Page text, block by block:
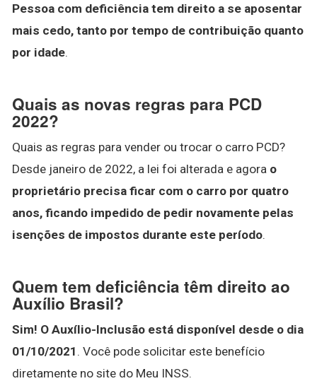
Pessoa com deficiência tem direito a se aposentar
mais cedo, tanto por tempo de contribuição quanto
por idade.
Quais as novas regras para PCD
2022?
Quais as regras para vender ou trocar o carro PCD?
Desde janeiro de 2022, a lei foi alterada e agora o
proprietário precisa ficar com o carro por quatro
anos, ficando impedido de pedir novamente pelas
isenções de impostos durante este período.
Quem tem deficiência têm direito ao
Auxílio Brasil?
Sim! O Auxílio-Inclusão está disponível desde o dia
01/10/2021 . Você pode solicitar este benefício
diretamente no site do Meu INSS.